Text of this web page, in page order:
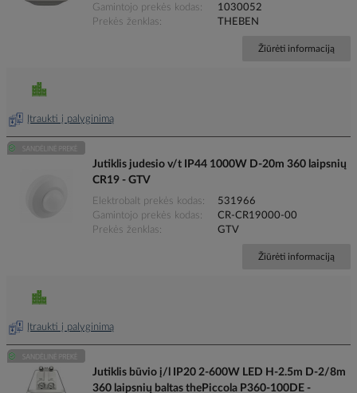
Gamintojo prekės kodas
1030052
Prekės ženklas
THEBEN
Žiūrėti informaciją
Įtraukti į palyginimą
Jutiklis judesio v/t IP44 1000W D-20m 360 laipsnių
CR19 - GTV
Elektrobalt prekės kodas
531966
Gamintojo prekės kodas
CR-CR19000-00
Prekės ženklas
GTV
Žiūrėti informaciją
Įtraukti į palyginimą
Jutiklis būvio į/l IP20 2-600W LED H-2.5m D-2/8m
360 laipsnių baltas thePiccola P360-100DE -